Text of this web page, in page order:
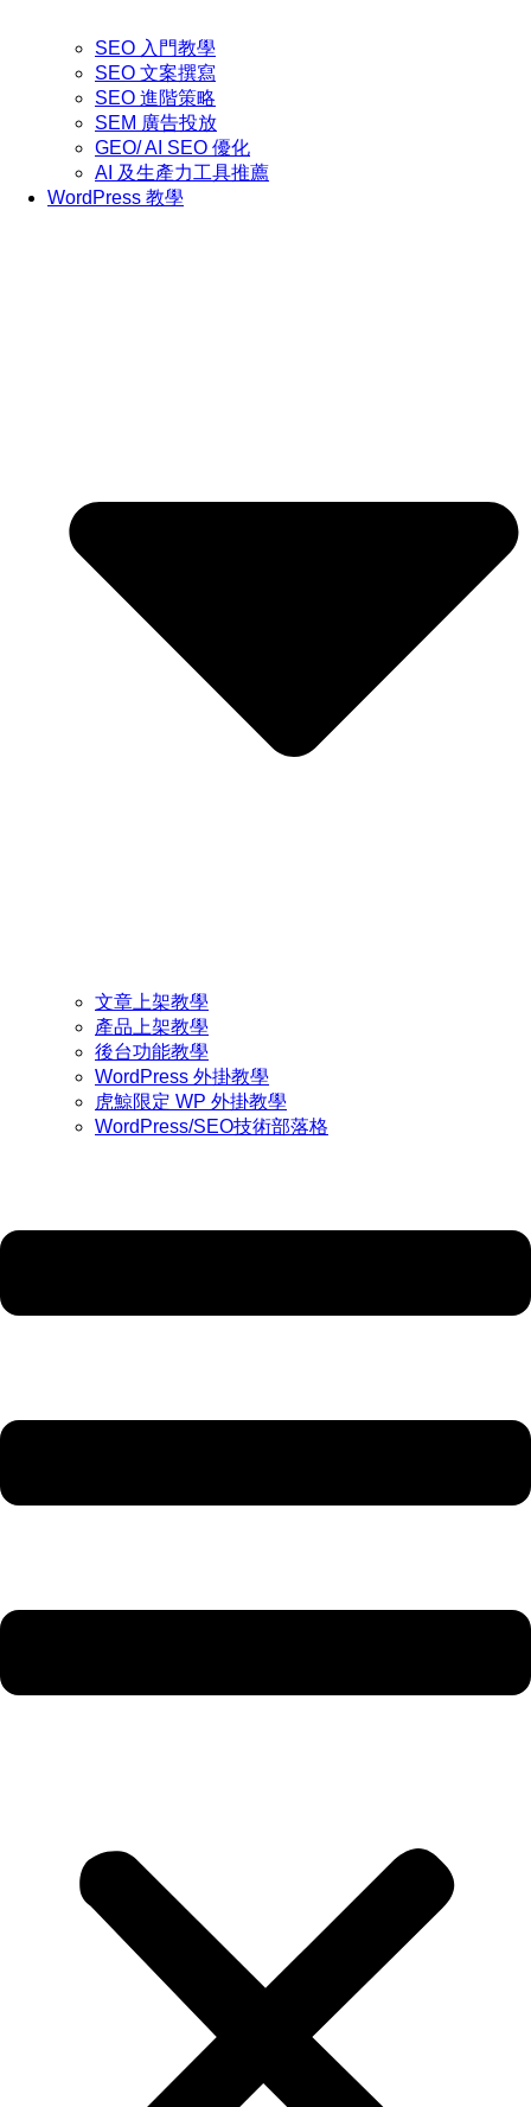
SEO 入門教學
SEO 文案撰寫
SEO 進階策略
SEM 廣告投放
GEO/ AI SEO 優化
AI 及生產力工具推薦
WordPress 教學
文章上架教學
產品上架教學
後台功能教學
WordPress 外掛教學
虎鯨限定 WP 外掛教學
WordPress/SEO技術部落格